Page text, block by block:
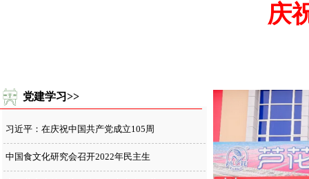
庆
党建学习>>
习近平：在庆祝中国共产党成立105周
中国食文化研究会召开2022年民主生